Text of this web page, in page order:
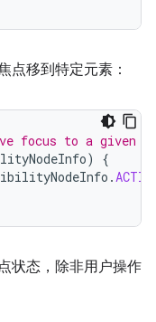
点移到特定元素：
focus to a given
)
{
.
状态，除非用户操作